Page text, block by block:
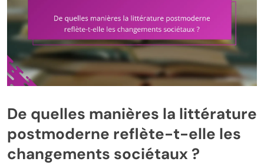
De quelles manières la littérature
postmoderne reflète-t-elle les
changements sociétaux ?